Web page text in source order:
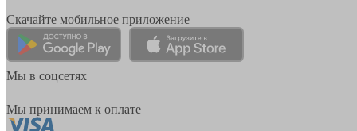
Скачайте мобильное приложение
Мы в соцсетях
Мы принимаем к оплате